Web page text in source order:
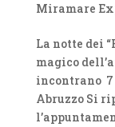
Miramare
La notte dei
magico
incontrano
Abruzzo Si